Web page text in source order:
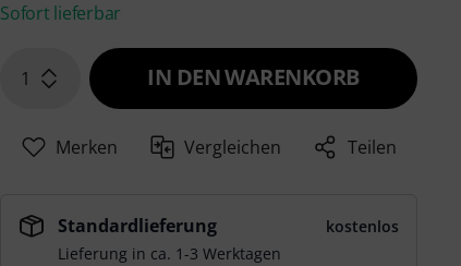
Sofort lieferbar
1 IN DEN WARENKORB
Merken Vergleichen Teilen
Standardlieferung
kostenlos
Lieferung in ca. 1-3 Werktagen